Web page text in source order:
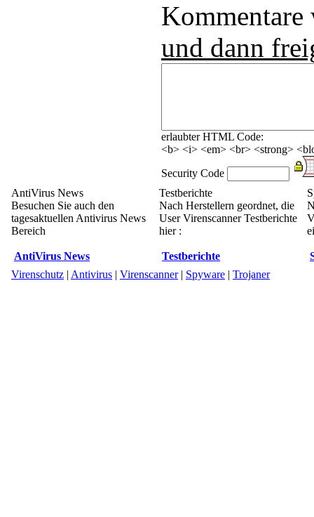
und dann
erlaubter HTML Code:
<b> <i> <em> <br> <strong>
Security Code
AntiVirus News
Besuchen Sie auch den
tagesaktuellen Antivirus News
Bereich
AntiVirus News
Testberichte
Nach Herstellern geordnet, die
User Virenscanner Testberichte
hier :
Testberichte
Virenschutz | Antivirus | Virenscanner| Spyware | Trojaner